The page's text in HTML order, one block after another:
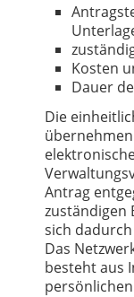
Kosten
Dauer
Die
Antrag
zuständigen
sich
Das
besteht aus